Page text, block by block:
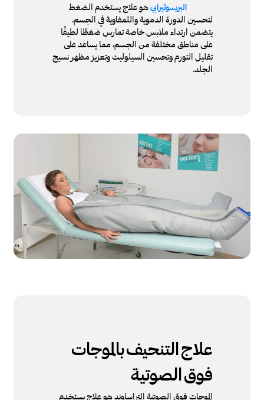
البريسوثيرابيهو علاج يستخدم الضغط
لتحسين الدورة الدموية واللمفاوية في الجسم.
يتضمن ارتداء ملابس خاصة تمارس ضغطًا لطيفًا
على مناطق مختلفة من الجسم، مما يساعد على
تقليل التورم وتحسين السيلوليت وتعزيز مظهر نسيج
الجلد.
علاجالتنحيفبالموجات
فوقالصوتية
الموجات فوق الصوتية التراساوند هو علاج يستخدم